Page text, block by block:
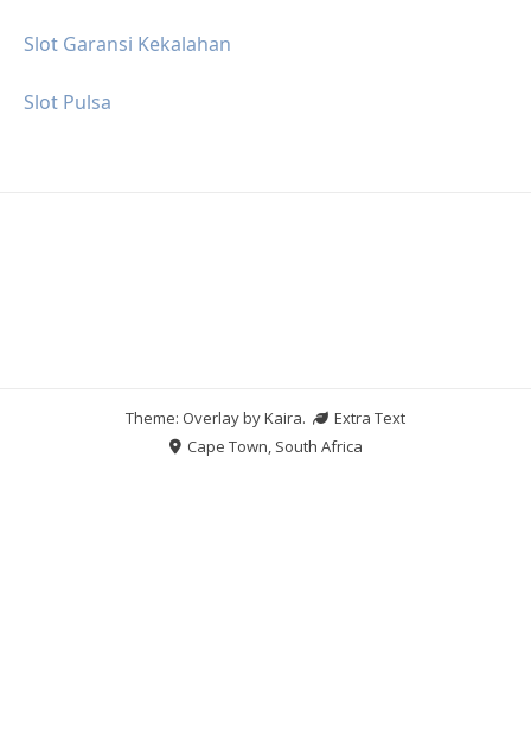
Slot Garansi Kekalahan
Slot Pulsa
Theme: Overlay byKaira.
Extra Text
Cape Town, South Africa